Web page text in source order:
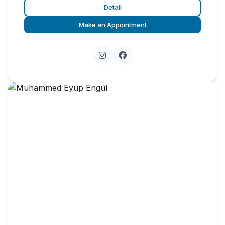
Detail
Make an Appointment